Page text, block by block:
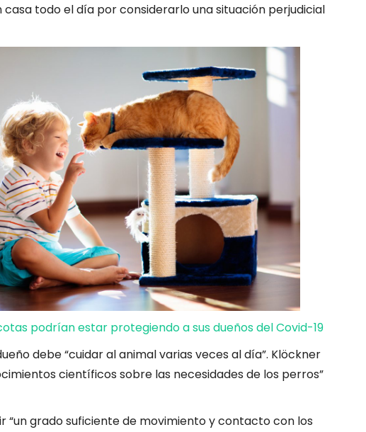
casa todo el día por considerarlo una situación perjudicial
podrían estar protegiendo a sus dueños del Covid-19
debe “cuidar al animal varias veces al día”. Klöckner
científicos sobre las necesidades de los perros”
“un grado suficiente de movimiento y contacto con los